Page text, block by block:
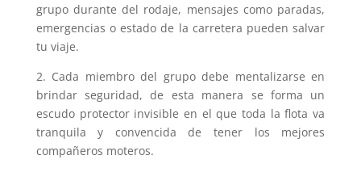
grupo durante del rodaje, mensajes como paradas,
emergencias o estado de la carretera pueden salvar
tu viaje.
2. Cada miembro del grupo debe mentalizarse en
brindar seguridad, de esta manera se forma un
escudo protector invisible en el que toda la flota va
tranquila y convencida de tener los mejores
compañeros moteros.